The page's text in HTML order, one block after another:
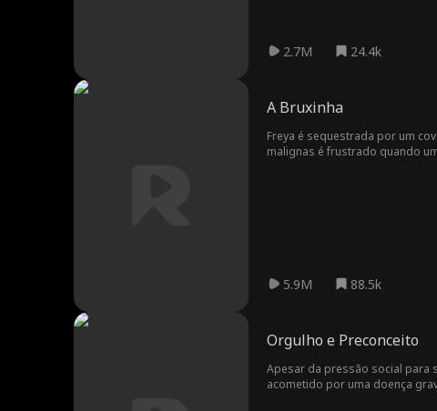
2.7M 24.4k
A Bruxinha
Freya é sequestrada por um
malignas é frustrado quando
5.9M 88.5k
Orgulho e Preconceito
Apesar da pressão social para
acometido por uma doença